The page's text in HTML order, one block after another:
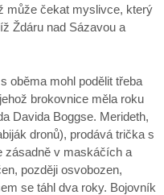
může čekat myslivce, který
Ždáru nad Sázavou a
oběma mohl podělit třeba
brokovnice měla roku
Davida Boggse. Merideth,
dronů), prodává trička s
zásadně v maskáčích a
později osvobozen,
se táhl dva roky. Bojovník